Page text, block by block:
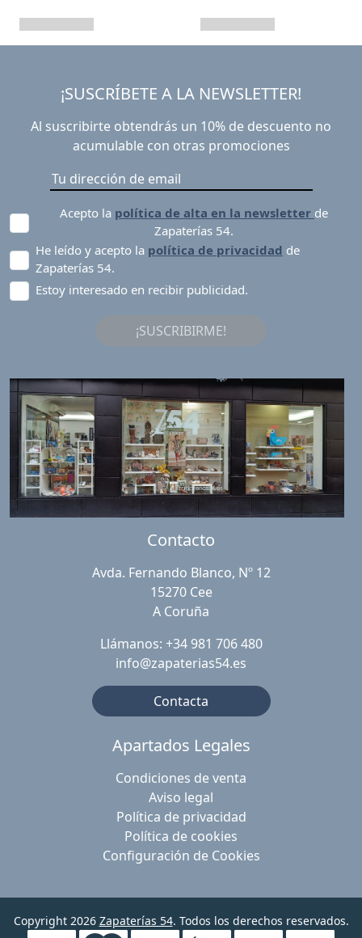
¡SUSCRÍBETE A LA NEWSLETTER!
Al suscribirte obtendrás un 10% de descuento no
acumulable con otras promociones
Acepto la política de alta en la newsletter de
Zapaterías 54.
He leído y acepto la política de privacidad de
Zapaterías 54.
Estoy interesado en recibir publicidad.
¡SUSCRIBIRME!
Contacto
Avda. Fernando Blanco, Nº 12
15270 Cee
A Coruña
Llámanos: +34 981 706 480
info@zapaterias54.es
Contacta
Apartados Legales
Condiciones de venta
Aviso legal
Política de privacidad
Política de cookies
Configuración de Cookies
Copyright 2026 Zapaterías 54. Todos los derechos reservados.